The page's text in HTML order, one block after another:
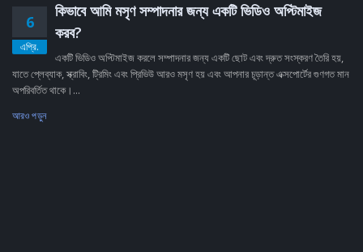
6
এপ্রি.
কিভাবে আমি মসৃণ সম্পাদনার জন্য একটি ভিডিও অপ্টিমাইজ
করব?
একটি ভিডিও অপ্টিমাইজ করলে সম্পাদনার জন্য একটি ছোট এবং দ্রুত সংস্করণ তৈরি হয়,
যাতে প্লেব্যাক, স্ক্রাবিং, ট্রিমিং এবং প্রিভিউ আরও মসৃণ হয় এবং আপনার চূড়ান্ত এক্সপোর্টের গুণগত মান
অপরিবর্তিত থাকে।...
আরও পড়ুন